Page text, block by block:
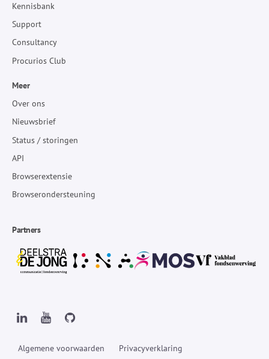
Kennisbank
Support
Consultancy
Procurios Club
Meer
Over ons
Nieuwsbrief
Status / storingen
API
Browserextensie
Browserondersteuning
Partners
Algemene voorwaarden
Privacyverklaring